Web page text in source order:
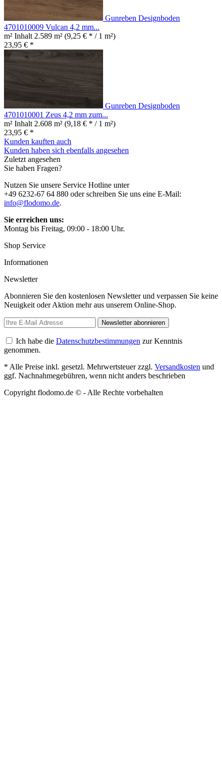
Gunreben Designboden
4701010009 Vulcan 4,2 mm...
m² Inhalt 2.589 m² (9,25 € * / 1 m²)
23,95 € *
Gunreben Designboden
4701010001 Zeus 4,2 mm zum...
m² Inhalt 2.608 m² (9,18 € * / 1 m²)
23,95 € *
Kunden kauften auch
Kunden haben sich ebenfalls angesehen
Zuletzt angesehen
Sie haben Fragen?
Nutzen Sie unsere Service Hotline unter
+49 6232-67 64 880 oder schreiben Sie uns eine E-Mail:
info@flodomo.de.
Sie erreichen uns:
Montag bis Freitag, 09:00 - 18:00 Uhr.
Shop Service
Informationen
Newsletter
Abonnieren Sie den kostenlosen Newsletter und verpassen Sie keine
Neuigkeit oder Aktion mehr aus unserem Online-Shop.
Newsletter abonnieren
Ich habe die Datenschutzbestimmungen zur Kenntnis
genommen.
* Alle Preise inkl. gesetzl. Mehrwertsteuer zzgl. Versandkosten und
ggf. Nachnahmegebühren, wenn nicht anders beschrieben
Copyright flodomo.de © - Alle Rechte vorbehalten